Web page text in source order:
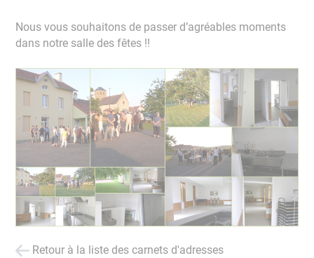
Nous vous souhaitons de passer d’agréables moments
dans notre salle des fêtes !!
Retour à la liste des carnets d'adresses